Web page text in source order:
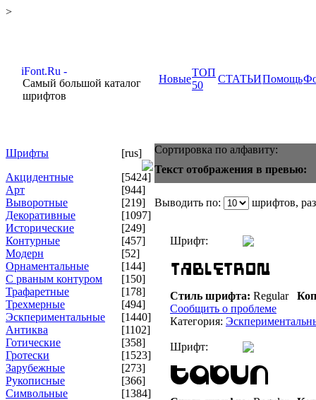
>
Самый большой каталог
шрифтов
Новые
ТОП
50
СТАТЬИПомощь
Шрифты
[rus]
Акцидентные
[5424]
Арт
[944]
Выворотные
[219]
Декоративные
[1097]
Исторические
[249]
Контурные
[457]
Модерн
[52]
Орнаментальные
[144]
С рваным контуром
[150]
Трафаретные
[178]
Трехмерные
[494]
Эскпериментальные
[1440]
Антиква
[1102]
Готические
[358]
Гротески
[1523]
Зарубежные
[273]
Рукописные
[366]
Символьные
[1384]
Сортировка по алфавиту:
Текст отображения в превью:
Выводить по: шрифтов,
Шрифт:
Стиль шрифта: Regular
Сообщить о проблеме
Категория:
Шрифт: